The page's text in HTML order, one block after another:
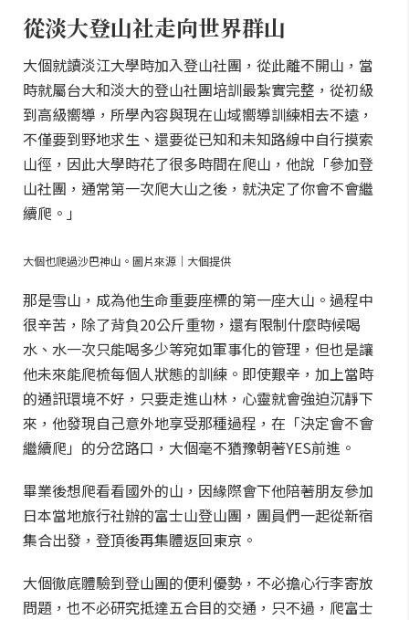
從淡大登山社走向世界群山
大個就讀淡江大學時加入登山社團，從此離不開山，當
時就屬台大和淡大的登山社團培訓最紮實完整，從初級
到高級嚮導，所學內容與現在山域嚮導訓練相去不遠，
不僅要到野地求生、還要從已知和未知路線中自行摸索
山徑，因此大學時花了很多時間在爬山，他說「參加登
山社團，通常第一次爬大山之後，就決定了你會不會繼
續爬。」
大個也爬過沙巴神山。圖片來源｜大個提供
那是雪山，成為他生命重要座標的第一座大山。過程中
很辛苦，除了背負20公斤重物，還有限制什麼時候喝
水、水一次只能喝多少等宛如軍事化的管理，但也是讓
他未來能爬梳每個人狀態的訓練。即使艱辛，加上當時
的通訊環境不好，只要走進山林，心靈就會強迫沉靜下
來，他發現自己意外地享受那種過程，在「決定會不會
繼續爬」的分岔路口，大個毫不猶豫朝著YES前進。
畢業後想爬看看國外的山，因緣際會下他陪著朋友參加
日本當地旅行社辦的富士山登山團，團員們一起從新宿
集合出發，登頂後再集體返回東京。
大個徹底體驗到登山團的便利優勢，不必擔心行李寄放
問題，也不必研究抵達五合目的交通，只不過，爬富士